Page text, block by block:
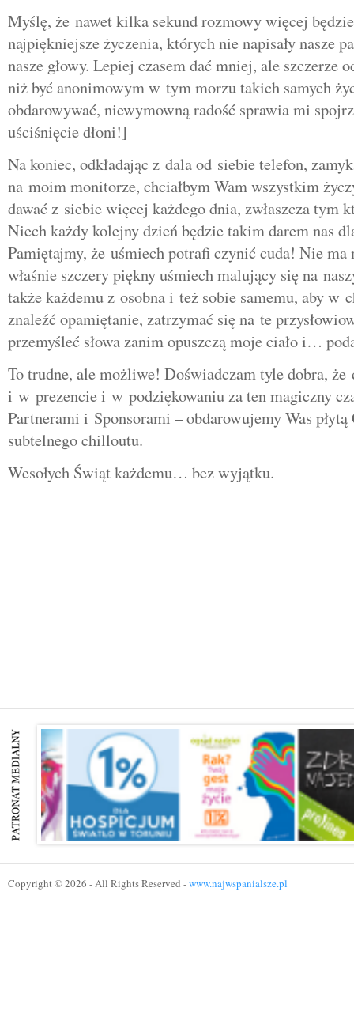
Myślę, że nawet kilka sekund rozmowy więcej
najpiękniejsze życzenia, których nie napisały nasze
nasze głowy. Lepiej czasem dać mniej, ale szczerze
niż być anonimowym w tym morzu takich samych
obdarowywać, niewymowną radość sprawia mi
uściśnięcie dłoni!]
Na koniec, odkładając z dala od siebie telefon,
na moim monitorze, chciałbym Wam wszystkim
dawać z siebie więcej każdego dnia, zwłaszcza tym
Niech każdy kolejny dzień będzie takim darem nas
Pamiętajmy, że uśmiech potrafi czynić cuda! Nie ma
właśnie szczery piękny uśmiech malujący się na
także każdemu z osobna i też sobie samemu, aby w
znaleźć opamiętanie, zatrzymać się na te
przemyśleć słowa zanim opuszczą moje ciało i…
To trudne, ale możliwe! Doświadczam tyle dobra,
i w prezencie i w podziękowaniu za ten magiczny
Partnerami i Sponsorami – obdarowujemy Was
subtelnego chilloutu.
Wesołych Świąt każdemu… bez wyjątku.
Copyright © 2026 - All Rights Reserved -www.najwspanialsze.pl